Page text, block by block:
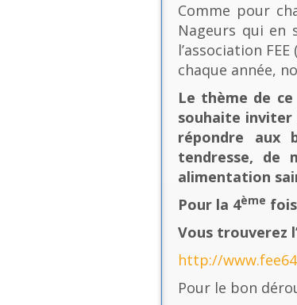
Comme pour
Nageurs qui en
l’association
chaque année,
Le thème de ce
souhaite inviter
répondre aux
tendresse, de
alimentation
Pour la 4ème
Vous trouverez
http://
Pour le bon